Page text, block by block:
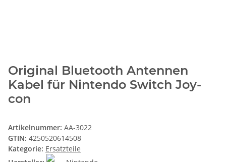
Original Bluetooth Antennen
Kabel für Nintendo Switch Joy-
con
Artikelnummer: AA-3022
GTIN: 4250520614508
Kategorie: Ersatzteile